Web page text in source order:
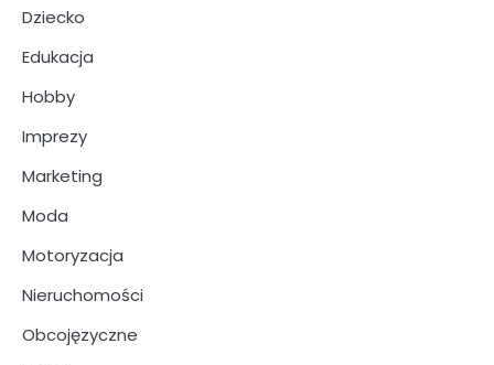
Dziecko
Edukacja
Hobby
Imprezy
Marketing
Moda
Motoryzacja
Nieruchomości
Obcojęzyczne